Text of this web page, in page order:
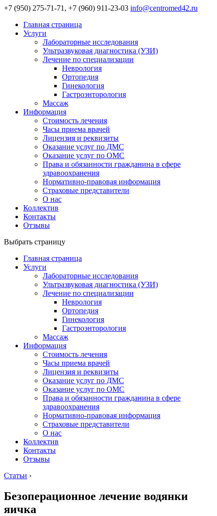
+7 (950) 275-71-71, +7 (960) 911-23-03 info@centromed42.ru
Главная страница
Услуги
Лабораторные исследования
Ультразвуковая диагностика (УЗИ)
Лечение по специализации
Неврология
Ортопедия
Гинекология
Гастроэнторология
Массаж
Информация
Стоимость лечения
Часы приема врачей
Лицензия и реквизиты
Оказание услуг по ДМС
Оказание услуг по ОМС
Права и обязанности гражданина в сфере
здравоохранения
Нормативно-правовая информация
Страховые представители
О нас
Коллектив
Контакты
Отзывы
Выбрать страницу
Главная страница
Услуги
Лабораторные исследования
Ультразвуковая диагностика (УЗИ)
Лечение по специализации
Неврология
Ортопедия
Гинекология
Гастроэнторология
Массаж
Информация
Стоимость лечения
Часы приема врачей
Лицензия и реквизиты
Оказание услуг по ДМС
Оказание услуг по ОМС
Права и обязанности гражданина в сфере
здравоохранения
Нормативно-правовая информация
Страховые представители
О нас
Коллектив
Контакты
Отзывы
Статьи ›
Безоперационное лечение водянки
яичка